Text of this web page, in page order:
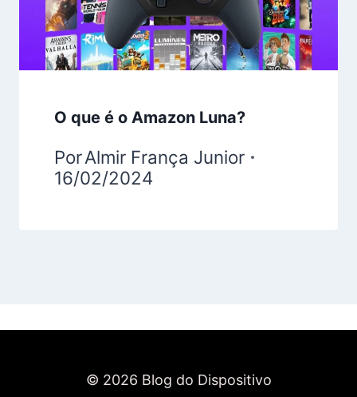
O que é o Amazon Luna?
PorAlmir França Junior
16/02/2024
© 2026 Blog do Dispositivo